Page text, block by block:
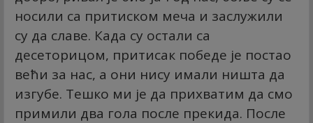
носили са притиском меча и заслужили
су да славе. Када су остали са
десеторицом, притисак победе је постао
већи за нас, а они нису имали ништа да
изгубе. Тешко ми је да прихватим да смо
примили два гола после прекида. После